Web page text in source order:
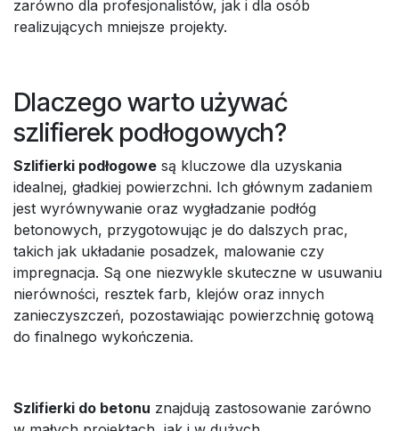
zarówno dla profesjonalistów, jak i dla osób
realizujących mniejsze projekty.
Dlaczego warto używać
szlifierek podłogowych?
Szlifierki podłogowe są kluczowe dla uzyskania
idealnej, gładkiej powierzchni. Ich głównym zadaniem
jest wyrównywanie oraz wygładzanie podłóg
betonowych, przygotowując je do dalszych prac,
takich jak układanie posadzek, malowanie czy
impregnacja. Są one niezwykle skuteczne w usuwaniu
nierówności, resztek farb, klejów oraz innych
zanieczyszczeń, pozostawiając powierzchnię gotową
do finalnego wykończenia.
Szlifierki do betonu znajdują zastosowanie zarówno